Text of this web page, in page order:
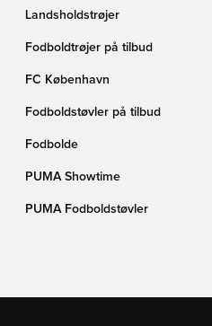
Landsholdstrøjer
Fodboldtrøjer på tilbud
FC København
Fodboldstøvler på tilbud
Fodbolde
PUMA Showtime
PUMA Fodboldstøvler